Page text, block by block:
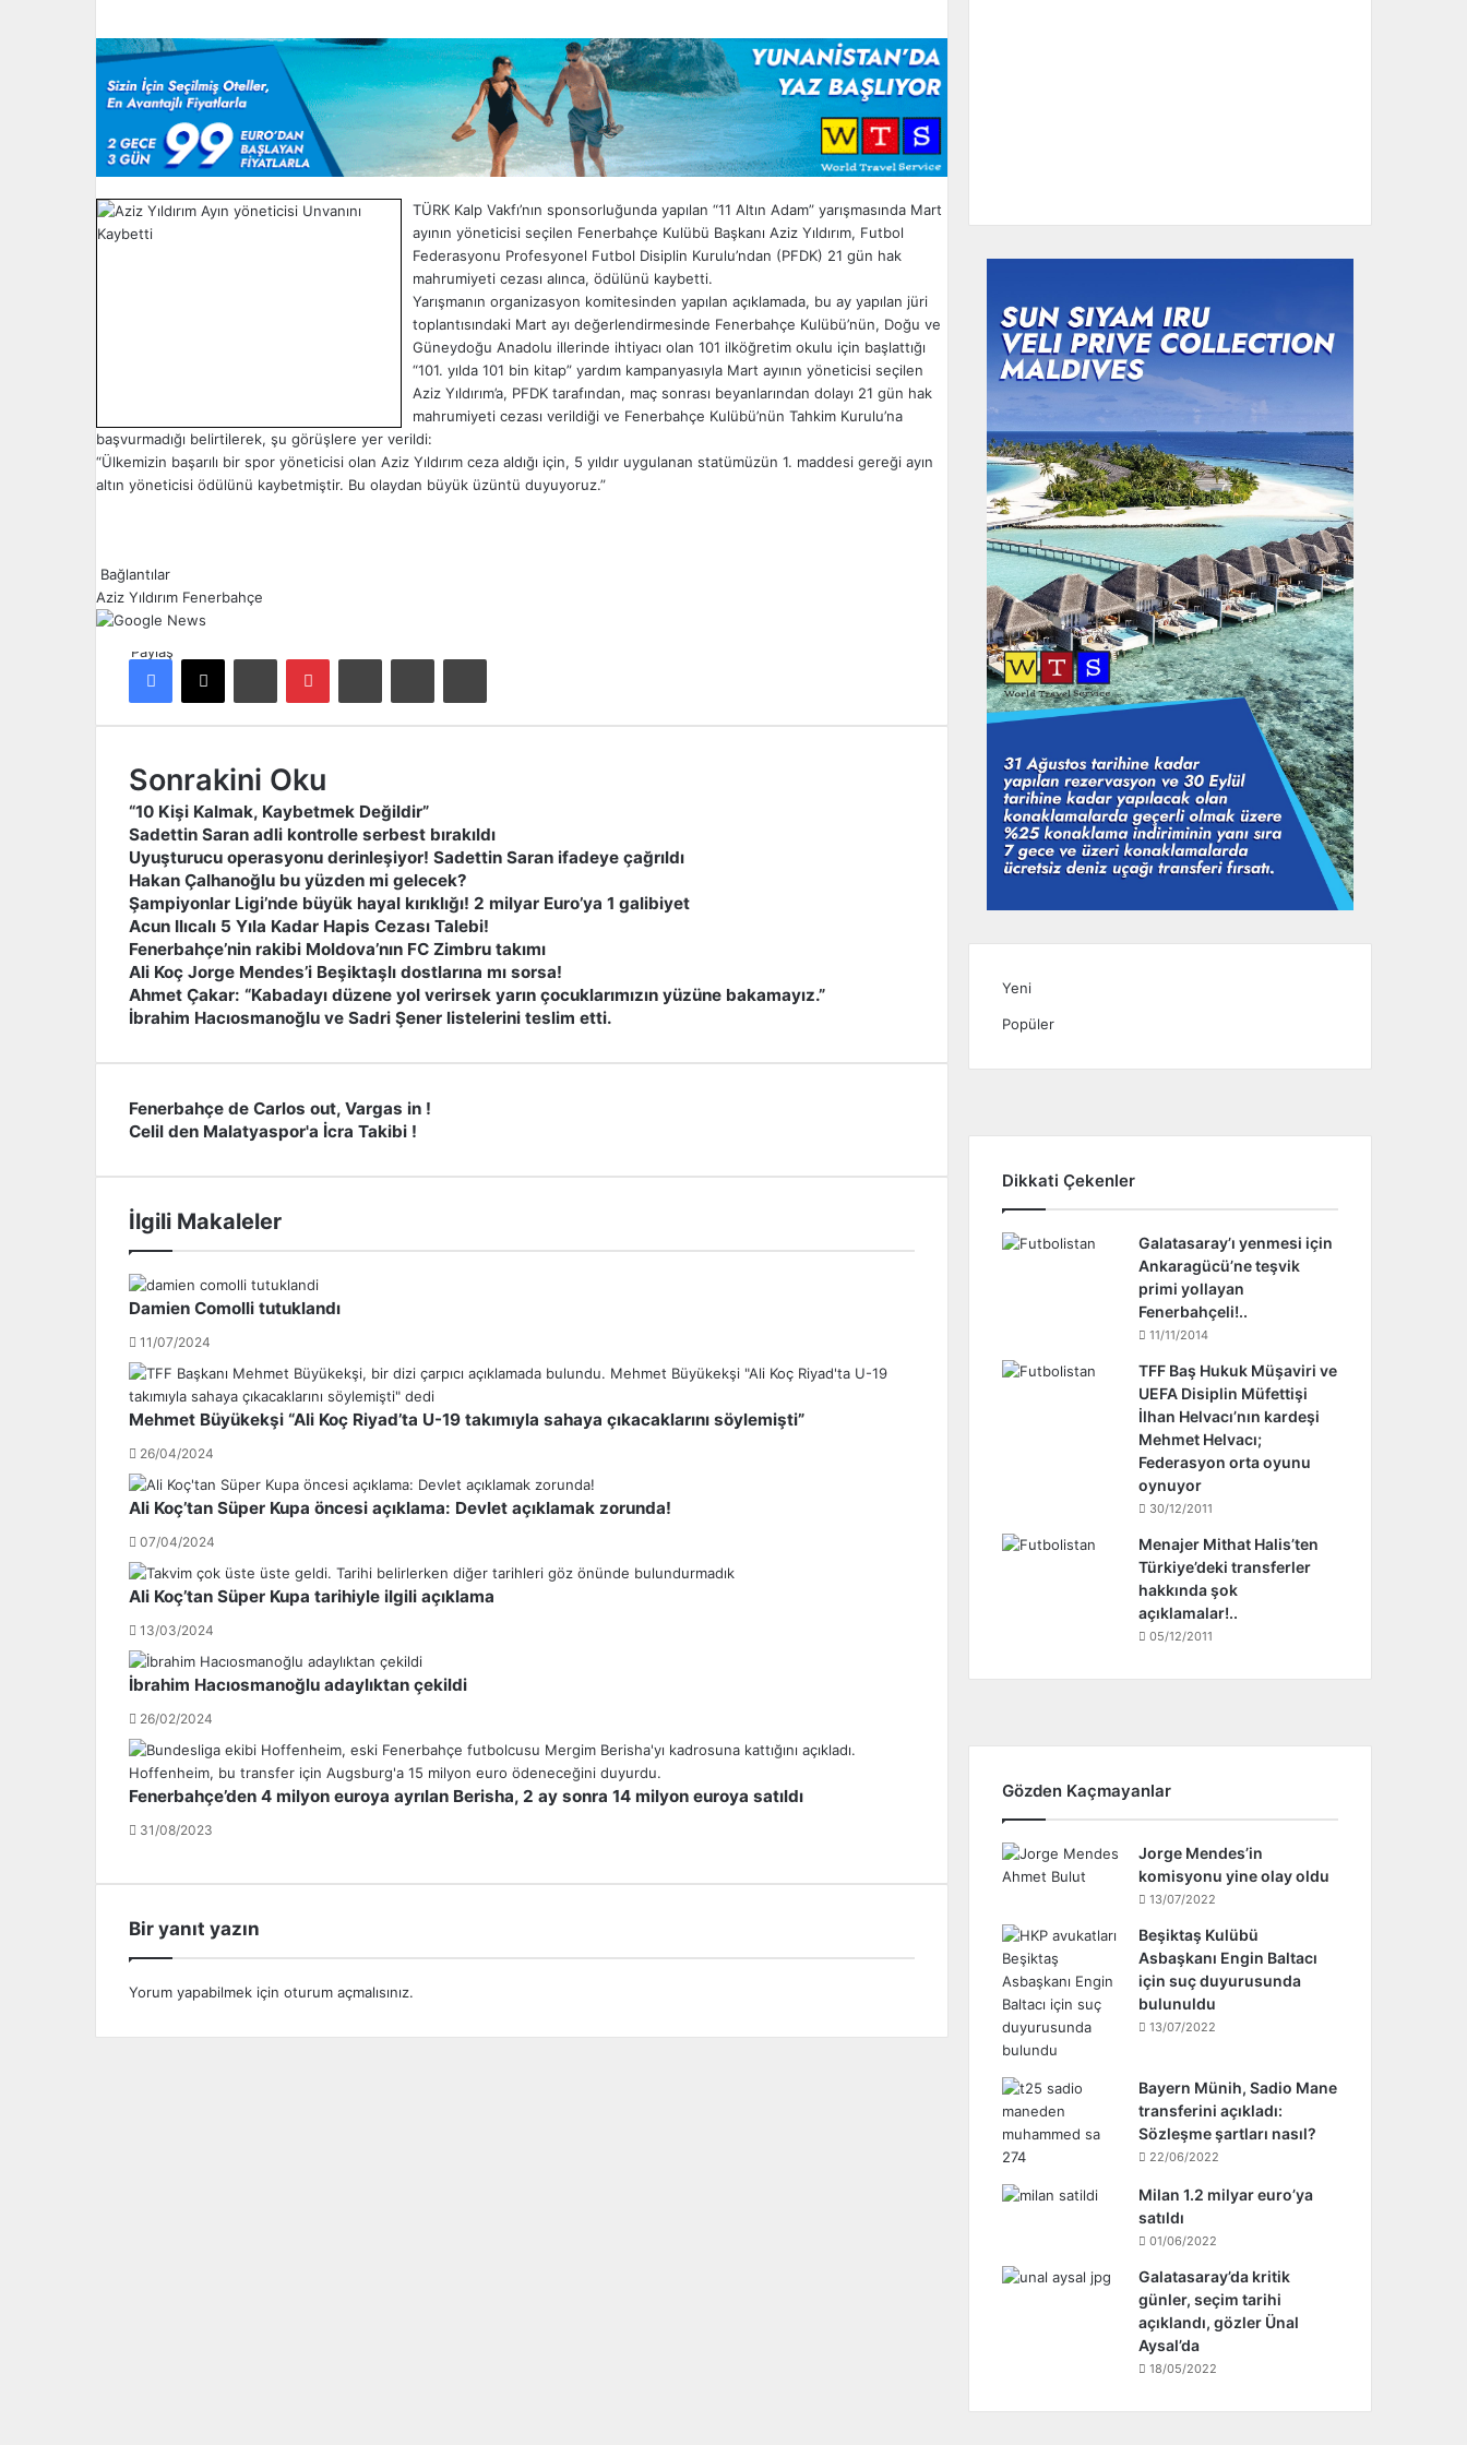
o
o
TÜRK Kalp Vakfı’nın sponsorluğunda yapılan “11 Altın Adam” yarışmasında Mart
ayının yöneticisi seçilen Fenerbahçe Kulübü Başkanı Aziz Yıldırım, Futbol
Federasyonu Profesyonel Futbol Disiplin Kurulu’ndan (PFDK) 21 gün hak
mahrumiyeti cezası alınca, ödülünü kaybetti.
Yarışmanın organizasyon komitesinden yapılan açıklamada, bu ay yapılan jüri
toplantısındaki Mart ayı değerlendirmesinde Fenerbahçe Kulübü’nün, Doğu ve
Güneydoğu Anadolu illerinde ihtiyacı olan 101 ilköğretim okulu için başlattığı
“101. yılda 101 bin kitap” yardım kampanyasıyla Mart ayının yöneticisi seçilen
Aziz Yıldırım’a, PFDK tarafından, maç sonrası beyanlarından dolayı 21 gün hak
mahrumiyeti cezası verildiği ve Fenerbahçe Kulübü’nün Tahkim Kurulu’na
başvurmadığı belirtilerek, şu görüşlere yer verildi:
“Ülkemizin başarılı bir spor yöneticisi olan Aziz Yıldırım ceza aldığı için, 5 yıldır uygulanan statümüzün 1. maddesi gereği ayın
altın yöneticisi ödülünü kaybetmiştir. Bu olaydan büyük üzüntü duyuyoruz.”
Bağlantılar
Aziz Yıldırım Fenerbahçe
Paylaş
Sonrakini Oku
“10 Kişi Kalmak, Kaybetmek Değildir”
Sadettin Saran adli kontrolle serbest bırakıldı
Uyuşturucu operasyonu derinleşiyor! Sadettin Saran ifadeye çağrıldı
Hakan Çalhanoğlu bu yüzden mi gelecek?
Şampiyonlar Ligi’nde büyük hayal kırıklığı! 2 milyar Euro’ya 1 galibiyet
Acun Ilıcalı 5 Yıla Kadar Hapis Cezası Talebi!
Fenerbahçe’nin rakibi Moldova’nın FC Zimbru takımı
Ali Koç Jorge Mendes’i Beşiktaşlı dostlarına mı sorsa!
Ahmet Çakar: “Kabadayı düzene yol verirsek yarın çocuklarımızın yüzüne bakamayız.”
İbrahim Hacıosmanoğlu ve Sadri Şener listelerini teslim etti.
F
e
e
ç
e
d
e
C
a
r
l
o
u
t
,
a
r
g
s
i
n
!
Fenerbahçe de Carlos out, Vargas in !
C
l
n
M
a
l
a
t
y
a
s
r
'
a
c
r
a
a
k
i
b
Celil den Malatyaspor'a İcra Takibi !
İlgili Makaleler
Damien Comolli tutuklandı
11/07/2024
Mehmet Büyükekşi “Ali Koç Riyad’ta U-19 takımıyla sahaya çıkacaklarını söylemişti”
26/04/2024
Ali Koç’tan Süper Kupa öncesi açıklama: Devlet açıklamak zorunda!
07/04/2024
Ali Koç’tan Süper Kupa tarihiyle ilgili açıklama
13/03/2024
İbrahim Hacıosmanoğlu adaylıktan çekildi
26/02/2024
Fenerbahçe’den 4 milyon euroya ayrılan Berisha, 2 ay sonra 14 milyon euroya satıldı
31/08/2023
Bir yanıt yazın
Yorum yapabilmek için oturum açmalısınız.
Yeni
Popüler
Dikkati Çekenler
Galatasaray’ı yenmesi için
Ankaragücü’ne teşvik
primi yollayan
Fenerbahçeli!..
11/11/2014
TFF Baş Hukuk Müşaviri ve
UEFA Disiplin Müfettişi
İlhan Helvacı’nın kardeşi
Mehmet Helvacı;
Federasyon orta oyunu
oynuyor
30/12/2011
Menajer Mithat Halis’ten
Türkiye’deki transferler
hakkında şok
açıklamalar!..
05/12/2011
Gözden Kaçmayanlar
Jorge Mendes’in
komisyonu yine olay oldu
13/07/2022
Beşiktaş Kulübü
Asbaşkanı Engin Baltacı
için suç duyurusunda
bulunuldu
13/07/2022
Bayern Münih, Sadio Mane
transferini açıkladı:
Sözleşme şartları nasıl?
22/06/2022
Milan 1.2 milyar euro’ya
satıldı
01/06/2022
Galatasaray’da kritik
günler, seçim tarihi
açıklandı, gözler Ünal
Aysal’da
18/05/2022